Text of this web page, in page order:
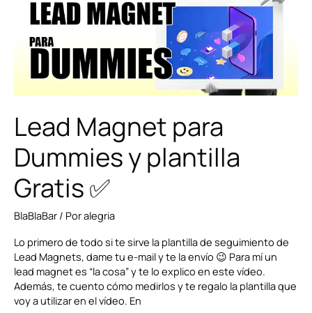
Lead Magnet para
Dummies y plantilla
Gratis ✅
BlaBlaBar / Poralegria
Lo primero de todo si te sirve la plantilla de seguimiento de
Lead Magnets, dame tu e-mail y te la envío 😉 Para mí un
lead magnet es “la cosa” y te lo explico en este vídeo.
Además, te cuento cómo medirlos y te regalo la plantilla que
voy a utilizar en el vídeo. En
plantilla
Gratis